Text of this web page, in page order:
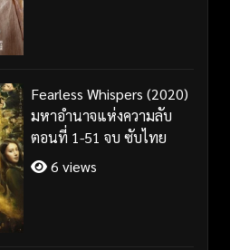
Fearless Whispers (2020)
มหาอำนาจแห่งความลับ
ตอนที่ 1-51 จบ ซับไทย
6 views